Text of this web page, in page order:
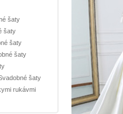
šaty
šaty
šaty
šaty
šaty
rukávmi